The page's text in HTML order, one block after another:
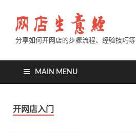
分享如何开网店的步骤流程、经验技巧等
MAIN MENU
开网店入门